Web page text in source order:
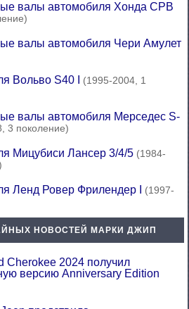
валы автомобиля Хонда СРВ
валы автомобиля Чери Амулет
Вольво S40 I (1995-2004, 1
валы автомобиля Мерседес S-
3 поколение)
Мицубиси Лансер 3/4/5 (1984-
Ленд Ровер Фрилендер I (1997-
НОВОСТЕЙ МАРКИ ДЖИП
Cherokee 2024 получил
версию Anniversary Edition